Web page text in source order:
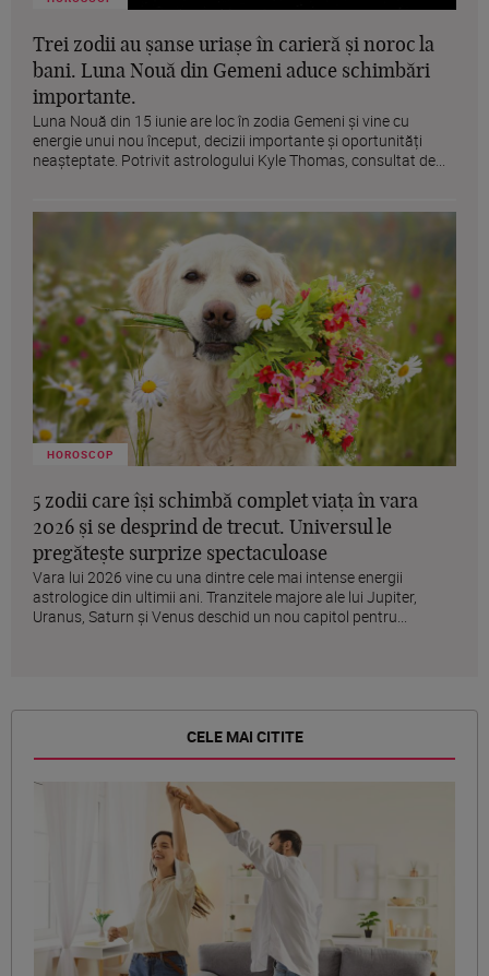
Trei zodii au șanse uriașe în carieră și noroc la
bani. Luna Nouă din Gemeni aduce schimbări
importante.
Luna Nouă din 15 iunie are loc în zodia Gemeni și vine cu
energie unui nou început, decizii importante și oportunități
neașteptate. Potrivit astrologului Kyle Thomas, consultat de...
HOROSCOP
5 zodii care își schimbă complet viața în vara
2026 și se desprind de trecut. Universul le
pregătește surprize spectaculoase
Vara lui 2026 vine cu una dintre cele mai intense energii
astrologice din ultimii ani. Tranzitele majore ale lui Jupiter,
Uranus, Saturn și Venus deschid un nou capitol pentru...
CELE MAI CITITE